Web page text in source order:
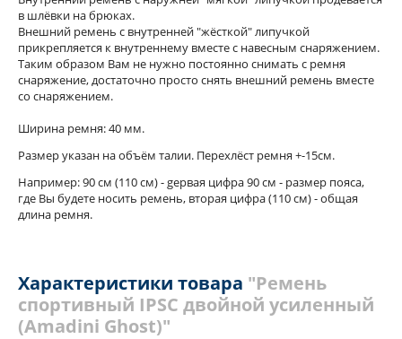
в шлёвки на брюках.
Внешний ремень с внутренней "жёсткой" липучкой
прикрепляется к внутреннему вместе с навесным снаряжением.
Таким образом Вам не нужно постоянно снимать с ремня
снаряжение, достаточно просто снять внешний ремень вместе
со снаряжением.
Ширина ремня: 40 мм.
Размер указан на объём талии. Перехлёст ремня +-15см.
Например: 90 см (110 см) - gервая цифра 90 см - размер пояса,
где Вы будете носить ремень, вторая цифра (110 см) - общая
длина ремня.
Характеристики товара "Ремень
спортивный IPSC двойной усиленный
(Amadini Ghost)"